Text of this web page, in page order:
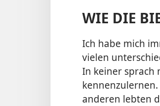
WIE DIE
Ich habe mich
vielen
In keiner sprach
anderen lebten